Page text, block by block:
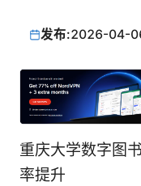
发布:2026-04-
重庆大学数字图
率提升